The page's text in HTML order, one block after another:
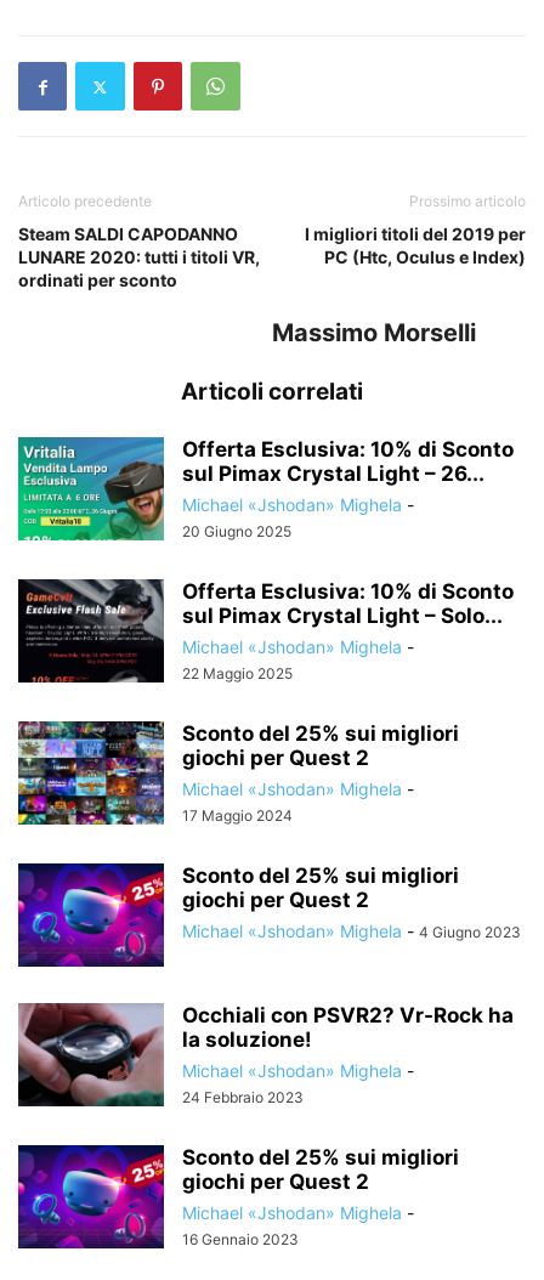
Articolo precedente
Steam SALDI CAPODANNO
LUNARE 2020: tutti i titoli VR,
ordinati per sconto
Prossimo articolo
I migliori titoli del 2019 per
PC (Htc, Oculus e Index)
Massimo Morselli
Articoli correlati
Offerta Esclusiva: 10% di Sconto
sul Pimax Crystal Light – 26...
Michael «Jshodan» Mighela -
20 Giugno 2025
Offerta Esclusiva: 10% di Sconto
sul Pimax Crystal Light – Solo...
Michael «Jshodan» Mighela -
22 Maggio 2025
Sconto del 25% sui migliori
giochi per Quest 2
Michael «Jshodan» Mighela -
17 Maggio 2024
Sconto del 25% sui migliori
giochi per Quest 2
Michael «Jshodan» Mighela - 4 Giugno 2023
Occhiali con PSVR2? Vr-Rock ha
la soluzione!
Michael «Jshodan» Mighela -
24 Febbraio 2023
Sconto del 25% sui migliori
giochi per Quest 2
Michael «Jshodan» Mighela -
16 Gennaio 2023